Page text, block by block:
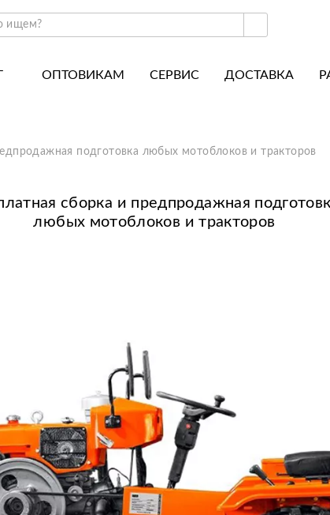
оборудование для тракторов
ОПТОВИКАМ СЕРВИС ДОСТАВКА
Новости
Гарантия лучшей цены
Видео
подготовка любых мотоблоков и тракторов
сборка и предпродажная
любых мотоблоков и тракторов